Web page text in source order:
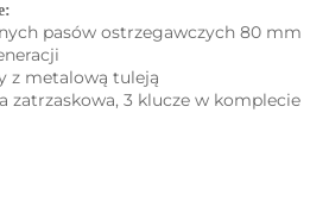
pasów ostrzegawczych 80 mm
z metalową tuleją
zatrzaskowa, 3 klucze w komplecie